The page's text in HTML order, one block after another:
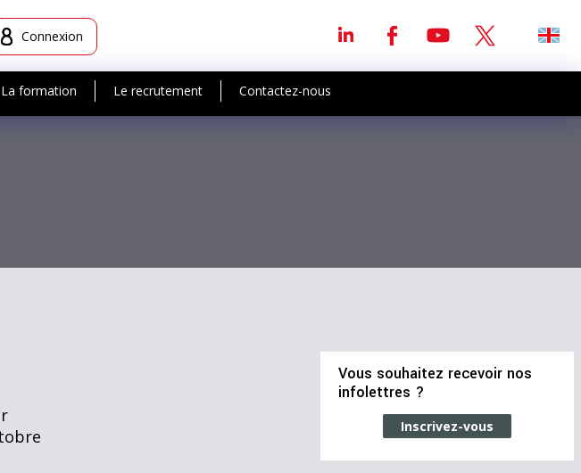
Connexion
La formation Le recrutement Contactez-nous
Vous souhaitez recevoir nos
infolettres ?
Inscrivez-vous